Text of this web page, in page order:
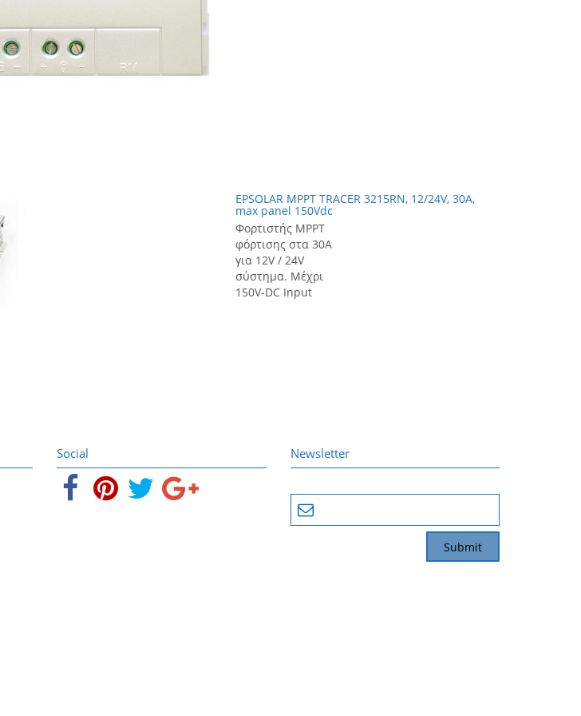
EPSOLAR MPPT TRACER 3215RN, 12/24V, 30A,
max panel 150Vdc
Φορτιστής MPPT
φόρτισης στα 30Α
για 12V / 24V
σύστημα. Μέχρι
150V-DC Input
Social Newsletter